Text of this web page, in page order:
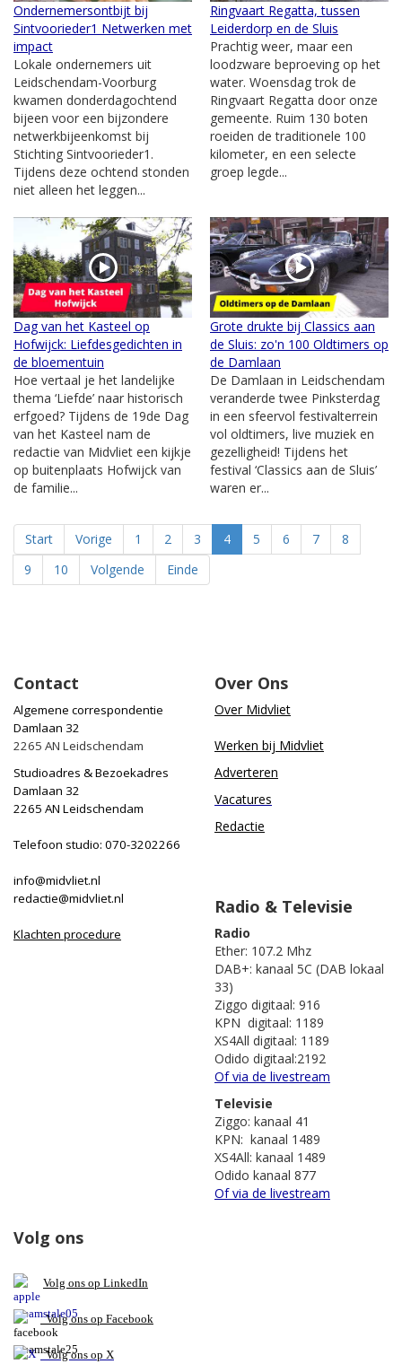
Ondernemersontbijt bij
Sintvoorieder1 Netwerken met
impact
Lokale ondernemers uit
Leidschendam-Voorburg
kwamen donderdagochtend
bijeen voor een bijzondere
netwerkbijeenkomst bij
Stichting Sintvoorieder1.
Tijdens deze ochtend stonden
niet alleen het leggen...
Ringvaart Regatta, tussen
Leiderdorp en de Sluis
Prachtig weer, maar een
loodzware beproeving op het
water. Woensdag trok de
Ringvaart Regatta door onze
gemeente. Ruim 130 boten
roeiden de traditionele 100
kilometer, en een selecte
groep legde...
Dag van het Kasteel op
Hofwijck: Liefdesgedichten in
de bloementuin
Hoe vertaal je het landelijke
thema ‘Liefde’ naar historisch
erfgoed? Tijdens de 19de Dag
van het Kasteel nam de
redactie van Midvliet een kijkje
op buitenplaats Hofwijck van
de familie...
Grote drukte bij Classics aan
de Sluis: zo'n 100 Oldtimers op
de Damlaan
De Damlaan in Leidschendam
veranderde twee Pinksterdag
in een sfeervol festivalterrein
vol oldtimers, live muziek en
gezelligheid! Tijdens het
festival ‘Classics aan de Sluis’
waren er...
Start Vorige 1 2 3 4 5 6 7
8
9
10 Volgende Einde
Contact
Algemene correspondentie
Damlaan 32
2265 AN Leidschendam
Studioadres & Bezoekadres
Damlaan 32
2265 AN Leidschendam
Telefoon studio: 070-3202266
info@midvliet.nl
redactie@midvliet.nl
Klachten procedure
Over Ons
Over Midvliet
Werken bij Midvliet
Adverteren
Vacatures
Redactie
Radio & Televisie
Radio
Ether: 107.2 Mhz
DAB+: kanaal 5C (DAB lokaal
33)
Ziggo digitaal: 916
KPN digitaal: 1189
XS4All digitaal: 1189
Odido digitaal:2192
Of via de livestream
Televisie
Ziggo: kanaal 41
KPN: kanaal 1489
XS4All: kanaal 1489
Odido kanaal 877
Of via de livestream
Volg ons
Volg ons op LinkedIn
Volg ons op Facebook
Volg ons op X